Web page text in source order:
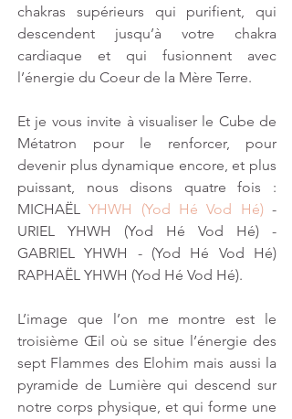
chakras supérieurs qui purifient, qui
descendent jusqu’à votre chakra
cardiaque et qui fusionnent avec
l’énergie du Coeur de la Mère Terre.
Et je vous invite à visualiser le Cube de
Métatron pour le renforcer, pour
devenir plus dynamique encore, et plus
puissant, nous disons quatre fois :
MICHAËL YHWH (Yod Hé Vod Hé) -
URIEL YHWH (Yod Hé Vod Hé) -
GABRIEL YHWH - (Yod Hé Vod Hé)
RAPHAËL YHWH (Yod Hé Vod Hé).
L’image que l’on me montre est le
troisième Œil où se situe l’énergie des
sept Flammes des Elohim mais aussi la
pyramide de Lumière qui descend sur
notre corps physique, et qui forme une